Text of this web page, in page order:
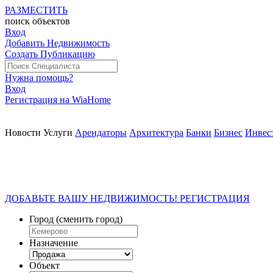
РАЗМЕСТИТЬ
поиск объектов
Вход
Добавить Недвижимость
Создать Публикацию
Нужна помощь?
Вход
Регистрация на WiaHome
Новости Услуги Арендаторы Архитектура Банки Бизнес
ДОБАВЬТЕ ВАШУ НЕДВИЖИМОСТЬ! РЕГИСТРАЦИЯ
Город (сменить город)
Назначение
Объект